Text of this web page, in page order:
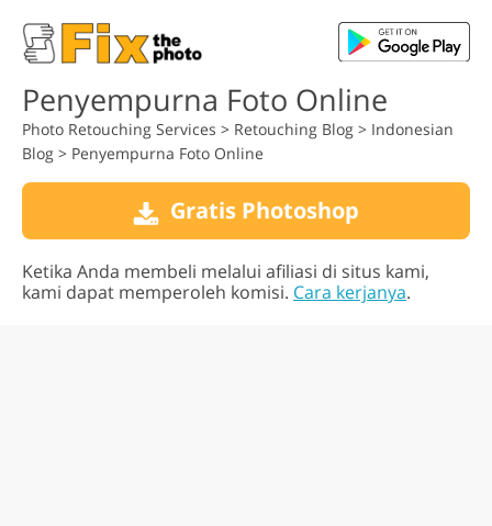
Penyempurna Foto Online
Photo Retouching Services > Retouching Blog > Indonesian
Blog > Penyempurna Foto Online
Gratis Photoshop
Ketika Anda membeli melalui afiliasi di situs kami,
kami dapat memperoleh komisi. Cara kerjanya.